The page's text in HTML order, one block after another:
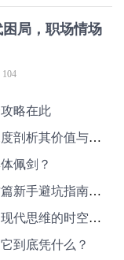
局，职场情场
略在此
力合股份股票：是机会还是陷阱？深度剖析其价值与风险
佩剑？
刻舟求剑的古文翻译到底难在哪？这篇新手避坑指南快收好！
刻舟求剑古文翻译密码：从青铜剑到现代思维的时空对话
到底凭什么？